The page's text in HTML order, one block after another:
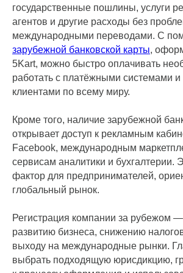
государственные пошлины, услуги
агентов и другие расходы без
международными переводами. С
зарубежной банковской карты,
5Kart, можно быстро оплачивать
работать с платёжными системами и
клиентами по всему миру.
Кроме того, наличие зарубежной
открывает доступ к рекламным
Facebook, международным
сервисам аналитики и бухгалтерии.
фактор для предпринимателей,
глобальный рынок.
Регистрация компании за рубежом
развитию бизнеса, снижению
выходу на международные рынки.
выбрать подходящую юрисдикцию,